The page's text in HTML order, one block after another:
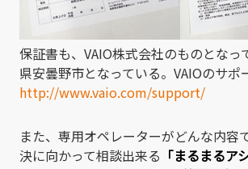
保証書も、VAIO株式会社のものとなっ
県安曇野市となっている。VAIOのサポ
http://www.vaio.com/support/
また、専用オペレーターがどんな内容
決に向かって相談出来る 「まるまる